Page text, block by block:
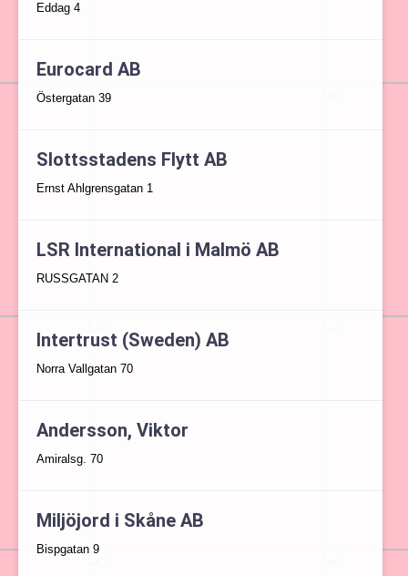
Eddag 4
Eurocard AB
Östergatan 39
Slottsstadens Flytt AB
Ernst Ahlgrensgatan 1
LSR International i Malmö AB
RUSSGATAN 2
Intertrust (Sweden) AB
Norra Vallgatan 70
Andersson, Viktor
Amiralsg. 70
Miljöjord i Skåne AB
Bispgatan 9